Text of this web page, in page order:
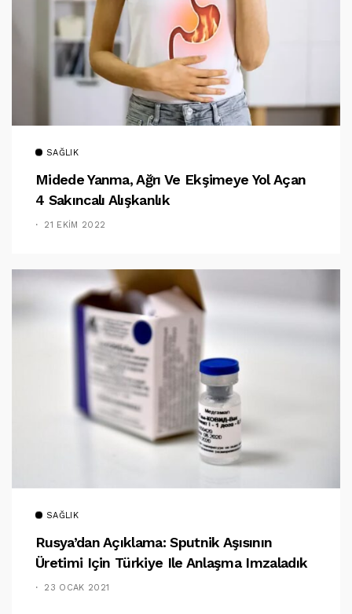
SAĞLIK
Midede Yanma, Ağrı Ve Ekşimeye Yol Açan
4 Sakıncalı Alışkanlık
21 EKIM 2022
SAĞLIK
Rusya’dan Açıklama: Sputnik Aşısının
Üretimi Için Türkiye Ile Anlaşma Imzaladık
23 OCAK 2021